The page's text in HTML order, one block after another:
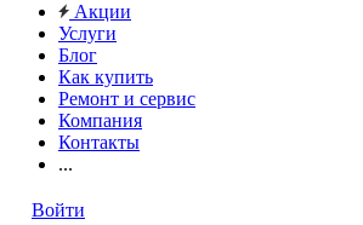
Акции
Услуги
Блог
Как купить
Ремонт и сервис
Компания
Контакты
...
Войти